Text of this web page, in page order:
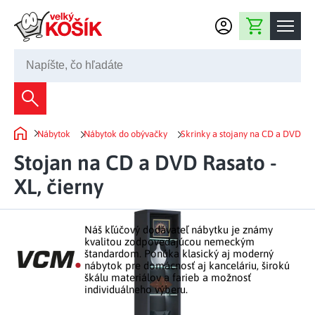
Nákupný košík
02 2220 5080
Dekorácie
Bytové dekorácie
Záhradné dekorácie
Kvety a vence
Svetelné dekorácie
Fontány a studne
Veľkonočné dekorácie
Bytový textil
Domáce elektro
Predsieň a chodba
Kúpeľňa a záchod
Spálňa a šatňa
Kuchyňa
Kuchynské pomôcky
Prestieranie a stolovanie
Príprava nápojov
Grilovanie a vyprážanie
Kúpeľňový nábytok
Nábytok do predsiene
Kancelársky nábytok
Záhrada
Záhradné doplnky
Nábytok Nábytok do obývačky Skrinky a stojany na CD a DVD
Stojan na CD a DVD Rasato -
XL, čierny
Náš kľúčový dodávateľ nábytku je známy
kvalitou zodpovedajúcou nemeckým
štandardom. Ponúka klasický aj moderný
nábytok pre domácnosť aj kanceláriu, širokú
škálu materiálov a farieb a možnosť
individuálneho výberu.